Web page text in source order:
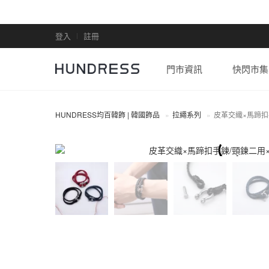
登入 註冊
門市資訊 快閃市集
HUNDRESS均百韓飾 | 韓國飾品 拉繩系列 皮革交織×馬蹄